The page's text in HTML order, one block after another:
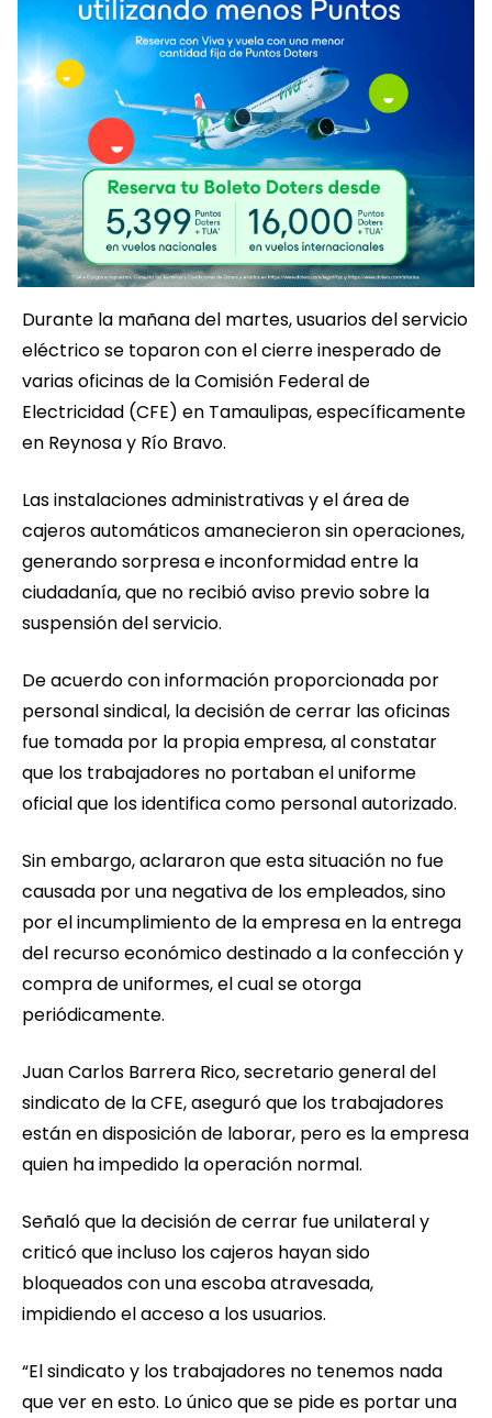
Durante la mañana del martes, usuarios del servicio
eléctrico se toparon con el cierre inesperado de
varias oficinas de la Comisión Federal de
Electricidad (CFE) en Tamaulipas, específicamente
en Reynosa y Río Bravo.
Las instalaciones administrativas y el área de
cajeros automáticos amanecieron sin operaciones,
generando sorpresa e inconformidad entre la
ciudadanía, que no recibió aviso previo sobre la
suspensión del servicio.
De acuerdo con información proporcionada por
personal sindical, la decisión de cerrar las oficinas
fue tomada por la propia empresa, al constatar
que los trabajadores no portaban el uniforme
oficial que los identifica como personal autorizado.
Sin embargo, aclararon que esta situación no fue
causada por una negativa de los empleados, sino
por el incumplimiento de la empresa en la entrega
del recurso económico destinado a la confección y
compra de uniformes, el cual se otorga
periódicamente.
Juan Carlos Barrera Rico, secretario general del
sindicato de la CFE, aseguró que los trabajadores
están en disposición de laborar, pero es la empresa
quien ha impedido la operación normal.
Señaló que la decisión de cerrar fue unilateral y
criticó que incluso los cajeros hayan sido
bloqueados con una escoba atravesada,
impidiendo el acceso a los usuarios.
“El sindicato y los trabajadores no tenemos nada
que ver en esto. Lo único que se pide es portar una